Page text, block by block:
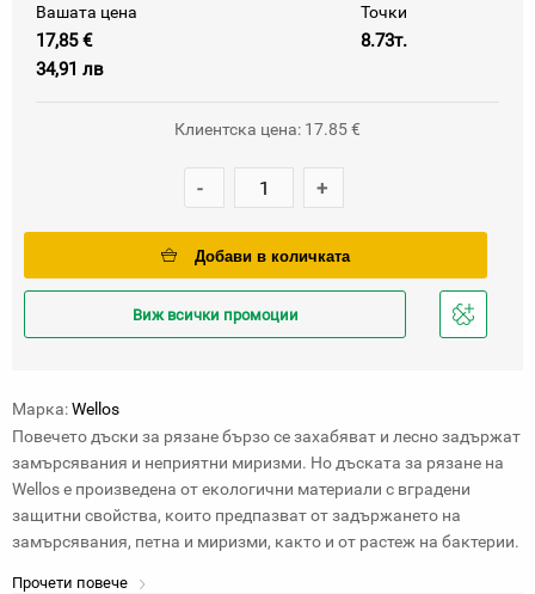
Вашата цена
17,85 €
34,91 лв
Точки
8.73т.
Клиентска цена: 17.85 €
- +
Добави в количката
Виж всички промоции
Добави
Марка:Wellos
Повечето дъски за рязане бързо се захабяват и лесно задържат
замърсявания и неприятни миризми. Но дъската за рязане на
Wellos е произведена от екологични материали с вградени
защитни свойства, които предпазват от задържането на
замърсявания, петна и миризми, както и от растеж на бактерии.
Прочети повече